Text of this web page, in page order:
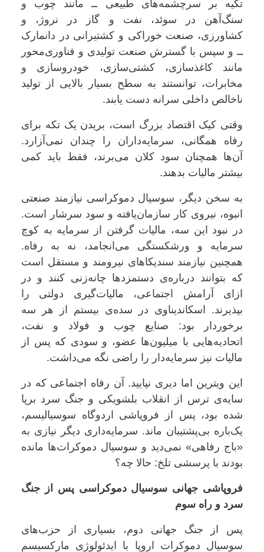
تکیه بر سرچشمه‌های طبیعی ــ مانند چوب و
سنگ‌آهن در سوئد، نفت و گاز در نروژ، و
کشاورزی، صنعت خوراکی و کشتیرانی در دانمارک
ــ و سپس با گسترش صنعت تولیدی و فناوری‌محور
مانند کاغذسازی، کشتی‌سازی، خودروسازی و
مخابرات، توانستند به سطح بسیار بالایی از تولید
ناخالص داخلی سرانه دست یابند.
وقتی کیک اقتصاد بزرگ است، بریدن یک تکه برای
رفاه همگانی، سرمایه‌داران را چندان نمی‌آزارد.
آن‌ها همچنان سود کلان می‌برند، فقط باید کمی
بیشتر مالیات بدهند.
به سخن دیگر، سوسیال دموکراسی نیازمند صنعتی
انبوه، نیروی کار سازمان‌یافته و سود سرشار است.
در نبود این سه، مالیات گرفتن از سرمایه به کوچ
سرمایه و ورشکستگی می‌انجامد، نه به رفاه.
همچنین نیازمند سندیکاهای نیرومند و مستقل است
که بتوانند درباره‌ی دستمزدها چانه‌زنی کنند و در
ازای آرامش اجتماعی، مالیات‌گیری دولتی را
بپذیرند. اسکاندیناوی در سده‌ی بیستم از هر سه
برخوردار بود: صنایع چوب و فولاد و نفت،
اتحادیه‌هایی با میلیون‌ها عضو، و سودی که پس از
مالیات نیز سرمایه‌دار را راضی نگه می‌داشت.
این ویترین اما دیری نپایید. آن رفاه اجتماعی که در
سایه‌ی ترس از انقلاب بلشویکی و جنگ سرد برپا
شده بود، پس از فروپاشی اردوگاه سوسیالیسم،
یک‌باره بی‌پشتیبان ماند. سرمایه‌داری دیگر نیازی به
«باج رفاهی» نمی‌دید و سوسیال دموکرات‌ها مانده
بودند با پرسشی تلخ: حالا چه؟
فروپاشی جهانی سوسیال دموکراسی پس از جنگ
سرد و راه سوم
پس از جنگ جهانی دوم، بسیاری از حزب‌های
سوسیال دموکرات اروپا با ایدئولوژی مارکسیسم